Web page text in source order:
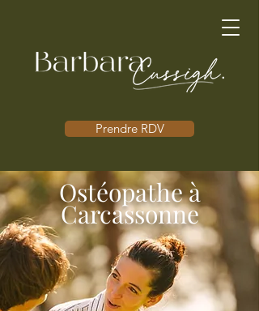
Prendre RDV
Ostéopathe à
Carcassonne